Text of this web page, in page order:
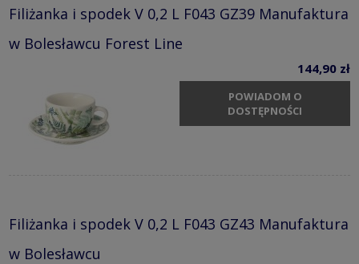
Filiżanka i spodek V 0,2 L F043 GZ39 Manufaktura
w Bolesławcu Forest Line
144,90 zł
POWIADOM O
DOSTĘPNOŚCI
Filiżanka i spodek V 0,2 L F043 GZ43 Manufaktura
w Bolesławcu